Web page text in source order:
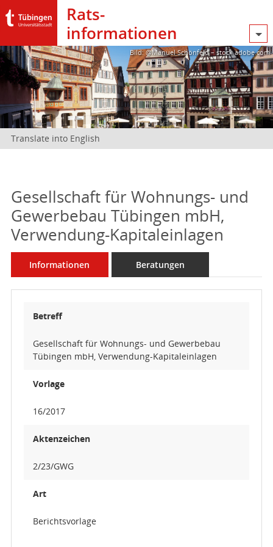
Rats­
informationen
Bild: @Manuel Schönfeld – stock.adobe.com
Translate into English
Gesellschaft für Wohnungs- und
Gewerbebau Tübingen mbH,
Verwendung-Kapitaleinlagen
Informationen Beratungen
Betreff
Gesellschaft für Wohnungs- und Gewerbebau
Tübingen mbH, Verwendung-Kapitaleinlagen
Vorlage
16/2017
Aktenzeichen
2/23/GWG
Art
Berichtsvorlage